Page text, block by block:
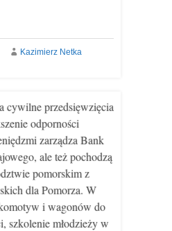
Kazimierz Netka
cywilne przedsięwzięcia
odporności
zarządza Bank
ale też pochodzą
pomorskim z
dla Pomorza. W
i wagonów do
szkolenie młodzieży w